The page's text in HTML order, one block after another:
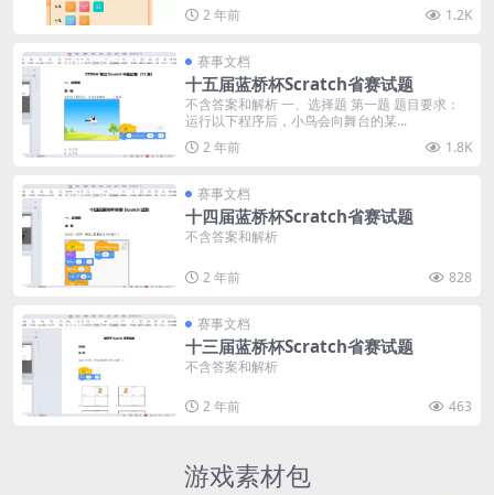
2 年前
1.2K
赛事文档
十五届蓝桥杯Scratch省赛试题
不含答案和解析 一、选择题 第一题 题目要求：
运行以下程序后，小鸟会向舞台的某...
2 年前
1.8K
赛事文档
十四届蓝桥杯Scratch省赛试题
不含答案和解析
2 年前 828
赛事文档
十三届蓝桥杯Scratch省赛试题
不含答案和解析
2 年前 463
游戏素材包